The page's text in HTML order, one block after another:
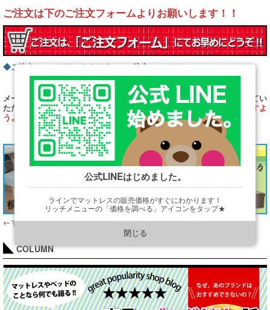
ご注文は下のご注文フォームよりお願いします！！
◆ご注文フォームはこちらから→ご注文フォーム
メールにてご注文またはお問い合わせの際は、スムーズにお取引させてい
ただくためにも、ご希望のサイズ、カラー を
必ず明記していただきますよ
うよろしくお願いします。
←すのこベッド＆畳ベッドトップページはこちら
COLUMN
公式LINEはじめました。
ラインでマットレスの販売価格がすぐにわかります！
リッチメニューの「価格を調べる」アイコンをタップ★
https://line.me/R/ti/p/@901ptzjz
閉じる